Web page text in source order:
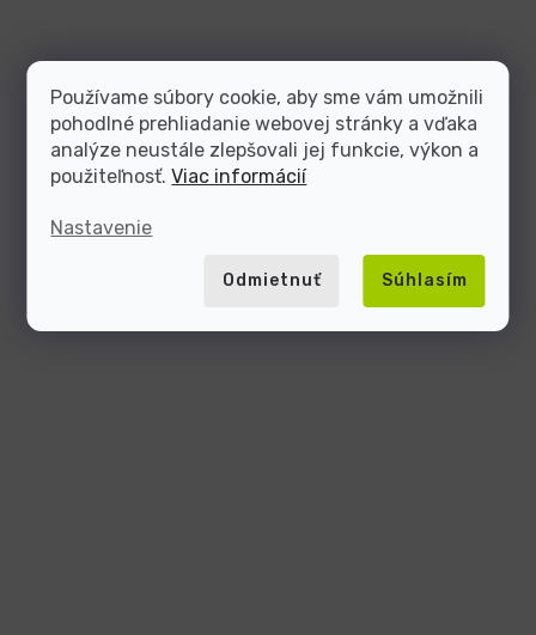
Používame súbory cookie, aby sme vám umožnili
pohodlné prehliadanie webovej stránky a vďaka
analýze neustále zlepšovali jej funkcie, výkon a
použiteľnosť.Viac informácií
Nastavenie
Odmietnuť Súhlasím